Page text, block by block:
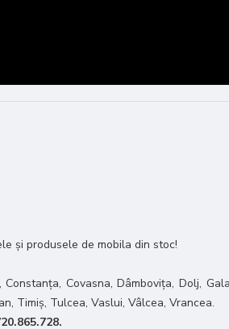
și produsele de mobila din stoc!
Covasna, Dâmbovița, Dolj,
Timiș, Tulcea, Vaslui, Vâlcea, Vrancea.